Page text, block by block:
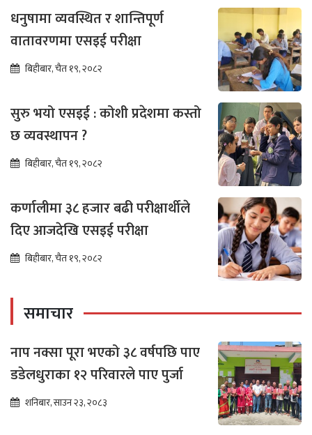
धनुषामा व्यवस्थित र शान्तिपूर्ण
वातावरणमा एसइई परीक्षा
बिहीबार, चैत १९, २०८२
सुरु भयो एसइई : कोशी प्रदेशमा कस्तो
छ व्यवस्थापन ?
बिहीबार, चैत १९, २०८२
कर्णालीमा ३८ हजार बढी परीक्षार्थीले
दिए आजदेखि एसइई परीक्षा
बिहीबार, चैत १९, २०८२
समाचार
नाप नक्सा पूरा भएको ३८ वर्षपछि पाए
डडेलधुराका १२ परिवारले पाए पुर्जा
शनिबार, साउन २३, २०८३